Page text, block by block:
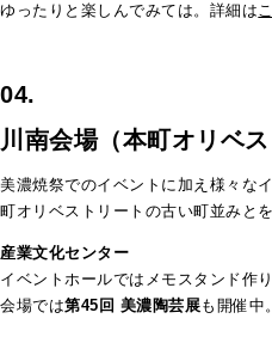
ゆったりと楽しんでみては。詳細は
04.
川南会場（本町オリベス
美濃焼祭でのイベントに加え様々な
町オリベストリートの古い町並みと
産業文化センター
イベントホールではメモスタンド作
会場では第45回 美濃陶芸展も開催中。